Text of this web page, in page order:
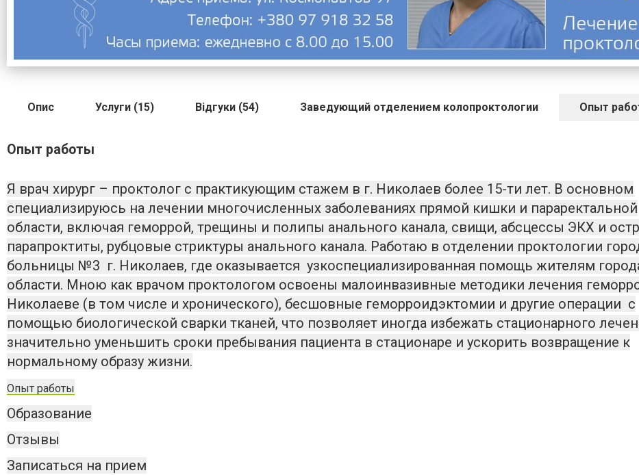
Опис Услуги (15) Відгуки (54) Заведующий отделением колопроктологии Опыт
Опыт работы
Я врач хирург – проктолог с практикующим стажем в г. Николаев более 15-ти лет. В основном
специализируюсь на лечении многочисленных заболеваниях прямой кишки и параректальной
области, включая геморрой, трещины и полипы анального канала, свищи, абсцессы ЭКХ и
парапроктиты, рубцовые стриктуры анального канала. Работаю в отделении проктологии
больницы №3 г. Николаев, где оказывается узкоспециализированная помощь жителям
области. Мною как врачом проктологом освоены малоинвазивные методики лечения
Николаеве (в том числе и хронического), бесшовные геморроидэктомии и другие операции с
помощью биологической сварки тканей, что позволяет иногда избежать стационарного
значительно уменьшить сроки пребывания пациента в стационаре и ускорить возвращение к
нормальному образу жизни.
Опыт работы
Образование
Отзывы
Записаться на прием